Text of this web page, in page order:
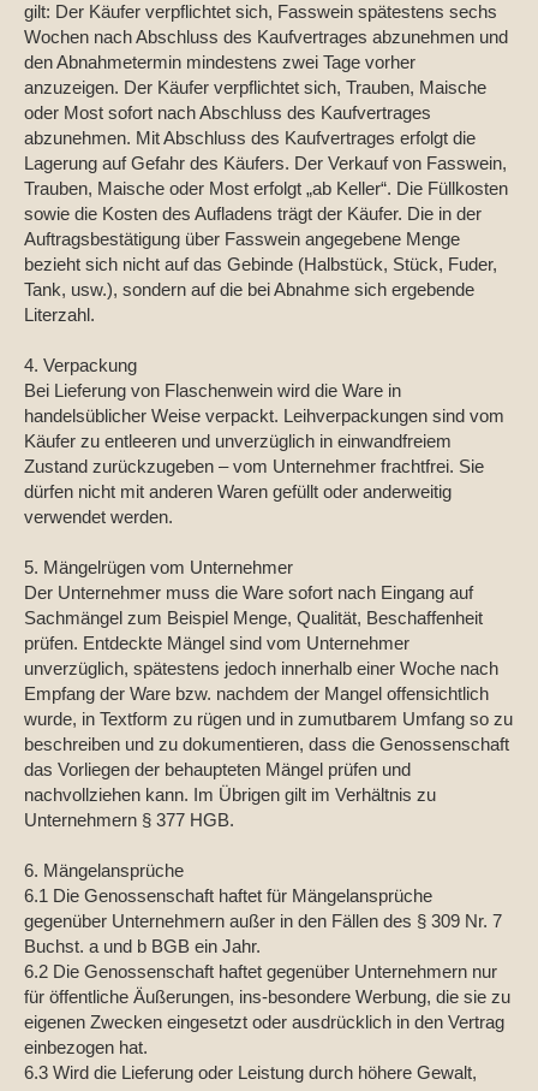
gilt: Der Käufer verpflichtet sich, Fasswein spätestens sechs
Wochen nach Abschluss des Kaufvertrages abzunehmen und
den Abnahmetermin mindestens zwei Tage vorher
anzuzeigen. Der Käufer verpflichtet sich, Trauben, Maische
oder Most sofort nach Abschluss des Kaufvertrages
abzunehmen. Mit Abschluss des Kaufvertrages erfolgt die
Lagerung auf Gefahr des Käufers. Der Verkauf von Fasswein,
Trauben, Maische oder Most erfolgt „ab Keller“. Die Füllkosten
sowie die Kosten des Aufladens trägt der Käufer. Die in der
Auftragsbestätigung über Fasswein angegebene Menge
bezieht sich nicht auf das Gebinde (Halbstück, Stück, Fuder,
Tank, usw.), sondern auf die bei Abnahme sich ergebende
Literzahl.
4. Verpackung
Bei Lieferung von Flaschenwein wird die Ware in
handelsüblicher Weise verpackt. Leihverpackungen sind vom
Käufer zu entleeren und unverzüglich in einwandfreiem
Zustand zurückzugeben – vom Unternehmer frachtfrei. Sie
dürfen nicht mit anderen Waren gefüllt oder anderweitig
verwendet werden.
5. Mängelrügen vom Unternehmer
Der Unternehmer muss die Ware sofort nach Eingang auf
Sachmängel zum Beispiel Menge, Qualität, Beschaffenheit
prüfen. Entdeckte Mängel sind vom Unternehmer
unverzüglich, spätestens jedoch innerhalb einer Woche nach
Empfang der Ware bzw. nachdem der Mangel offensichtlich
wurde, in Textform zu rügen und in zumutbarem Umfang so zu
beschreiben und zu dokumentieren, dass die Genossenschaft
das Vorliegen der behaupteten Mängel prüfen und
nachvollziehen kann. Im Übrigen gilt im Verhältnis zu
Unternehmern § 377 HGB.
6. Mängelansprüche
6.1 Die Genossenschaft haftet für Mängelansprüche
gegenüber Unternehmern außer in den Fällen des § 309 Nr. 7
Buchst. a und b BGB ein Jahr.
6.2 Die Genossenschaft haftet gegenüber Unternehmern nur
für öffentliche Äußerungen, ins-besondere Werbung, die sie zu
eigenen Zwecken eingesetzt oder ausdrücklich in den Vertrag
einbezogen hat.
6.3 Wird die Lieferung oder Leistung durch höhere Gewalt,